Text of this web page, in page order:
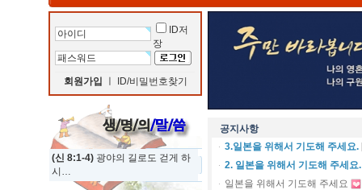
ID저
장
회원가입 ID/비밀번호찾기
(신 8:1-4) 광야의 길로도 걷게 하
시…
공지사항
3.일본을 위해서 기도해 주세요.
2. 일본을 위해서 기도해 주세요.
일본을 위해서 기도해 주세요